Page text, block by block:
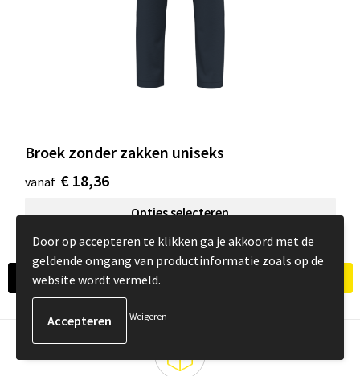
Broek zonder zakken uniseks
vanaf € 18,36
Opties selecteren
2 3 4
Door op accepteren te klikken ga je akkoord met de
geldende omgang van productinformatie zoals op de
website wordt vermeld.
Weigeren